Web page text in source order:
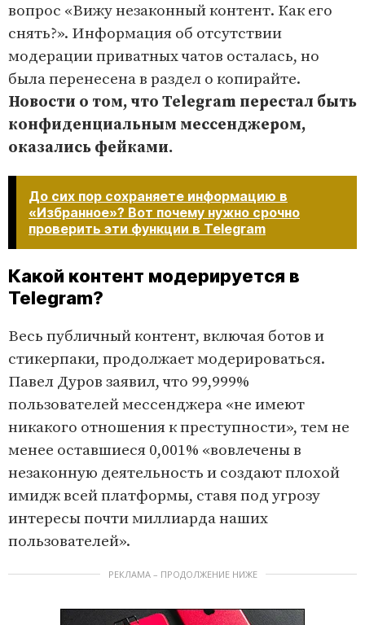
вопрос «Вижу незаконный контент. Как его
снять?». Информация об отсутствии
модерации приватных чатов осталась, но
была перенесена в раздел о копирайте.
Новости о том, что Telegram перестал быть
конфиденциальным мессенджером,
оказались фейками.
До сих пор сохраняете информацию в
«Избранное»? Вот почему нужно срочно
проверить эти функции в Telegram
Какой контент модерируется в
Telegram?
Весь публичный контент, включая ботов и
стикерпаки, продолжает модерироваться.
Павел Дуров заявил, что 99,999%
пользователей мессенджера «не имеют
никакого отношения к преступности», тем не
менее оставшиеся 0,001% «вовлечены в
незаконную деятельность и создают плохой
имидж всей платформы, ставя под угрозу
интересы почти миллиарда наших
пользователей».
РЕКЛАМА – ПРОДОЛЖЕНИЕ НИЖЕ